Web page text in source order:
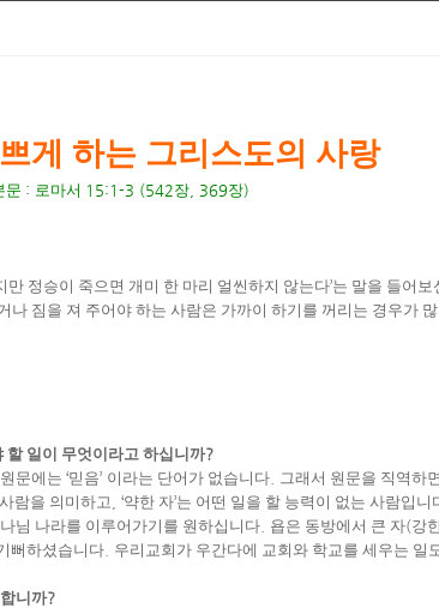
게 하는 그리스도의 사랑
문 : 로마서 15:1-3 (542장 , 369장)
정승이 죽으면 개미 한 마리 얼씬하지 않는다’는 말을 들어보
나 짐을 져 주어야 하는 사람은 가까이 하기를 꺼리는 경우가
할 일이 무엇이라고 하십니까?
문에는 ‘믿음’ 이라는 단어가 없습니다 그래서 원문을 직역하면
람을 의미하고 , ‘약한 자’는 어떤 일을 할 능력이 없는 사람입니
님 나라를 이루어가기를 원하십니다 욥은 동방에서 큰 자(강
뻐하셨습니다 우리교회가 우간다에 교회와 학교를 세우는 일
니까?